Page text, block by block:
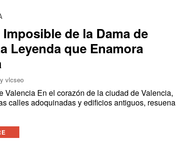
de la Dama de
Leyenda que Enamora
vlcseo
Valencia En el corazón de la ciudad de Valencia,
calles adoquinadas y edificios antiguos, resuena